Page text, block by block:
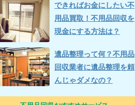
できればお金にしたい不
用品買取！不用品回収を
現金にする方法は？
遺品整理って何？不用品
回収業者に遺品整理を頼
んじゃダメなの？